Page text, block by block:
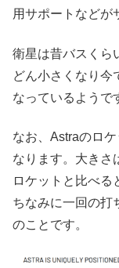
用サポートなどが
衛星は昔バスくら
どん小さくなり今
なっているようで
なお、Astraのロ
なります。大きさ
ロケットと比べる
ちなみに一回の打
のことです。